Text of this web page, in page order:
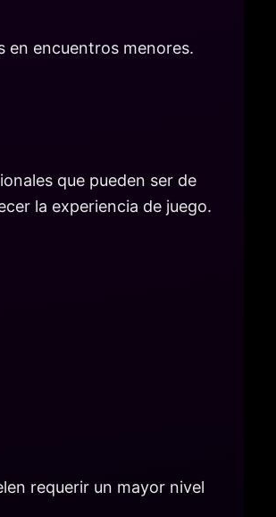
en encuentros menores.
que pueden ser de
la experiencia de juego.
requerir un mayor nivel